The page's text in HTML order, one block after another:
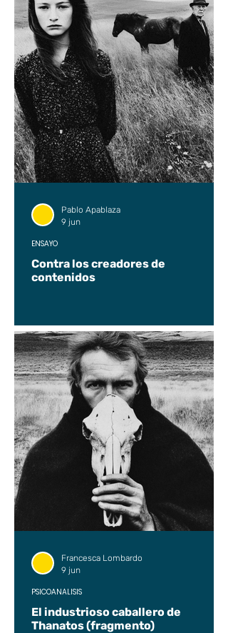
Contra los creadores de
contenidos
ENSAYO
Pablo Apablaza
9 jun
El industrioso caballero de
Thanatos (fragmento)
PSICOANÁLISIS
Francesca Lombardo
9 jun